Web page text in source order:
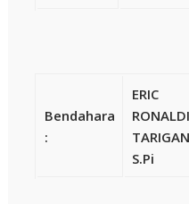
Bendahara
:
ERIC
RONALDI
S.Pi